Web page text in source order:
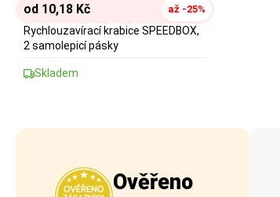
od 10,18 Kč až -25%
Rychlouzavírací krabice SPEEDBOX,
2 samolepicí pásky
Skladem
Ověřeno